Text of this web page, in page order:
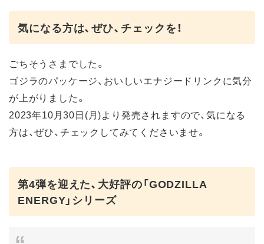
気になる方は、ぜひ、チェックを！
ごちそうさまでした。
ゴジラのパッケージ、おいしいエナジードリンクに気分
が上がりました。
2023年10月30日(月)より発売されますので、気になる
方は、ぜひ、チェックしてみてくださいませ。
第4弾を迎えた、大好評の「GODZILLA
ENERGY」シリーズ